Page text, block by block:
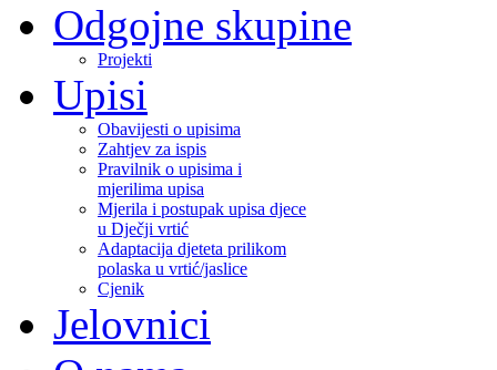
Odgojne skupine
Projekti
Upisi
Obavijesti o upisima
Zahtjev za ispis
Pravilnik o upisima i
mjerilima upisa
Mjerila i postupak upisa djece
u Dječji vrtić
Adaptacija djeteta prilikom
polaska u vrtić/jaslice
Cjenik
Jelovnici